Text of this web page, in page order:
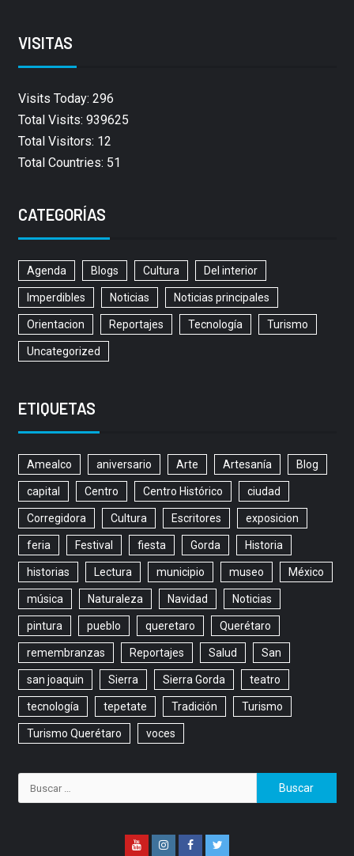
VISITAS
Visits Today: 296
Total Visits: 939625
Total Visitors: 12
Total Countries: 51
CATEGORÍAS
Agenda Blogs Cultura Del interior
Imperdibles Noticias Noticias principales
Orientacion Reportajes Tecnología Turismo
Uncategorized
ETIQUETAS
Amealco aniversario Arte Artesanía Blog
capital Centro Centro Histórico ciudad
Corregidora Cultura Escritores exposicion
feria Festival fiesta Gorda Historia
historias Lectura municipio museo México
música Naturaleza Navidad Noticias
pintura pueblo queretaro Querétaro
remembranzas Reportajes Salud San
san joaquin Sierra Sierra Gorda teatro
tecnología tepetate Tradición Turismo
Turismo Querétaro voces